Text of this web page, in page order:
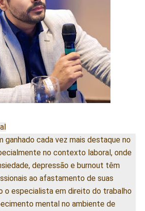
ganhado cada vez mais destaque no
no contexto laboral, onde
depressão e burnout têm
ao afastamento de suas
o especialista em direito do trabalho
mental no ambiente de